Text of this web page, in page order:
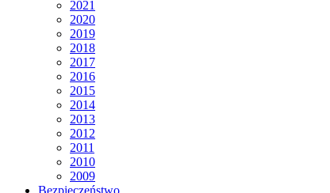
2021
2020
2019
2018
2017
2016
2015
2014
2013
2012
2011
2010
2009
Bezpieczeństwo